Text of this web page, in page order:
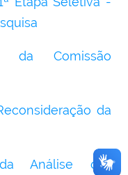
da Comissão
da
Análise das